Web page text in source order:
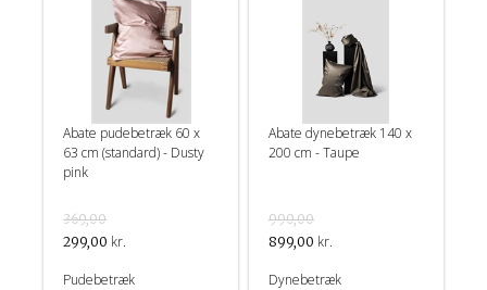
Abate pudebetræk 60 x
63 cm (standard) - Dusty
pink
369,00
299,00 kr.
Pudebetræk
Abate dynebetræk 140 x
200 cm - Taupe
990,00
899,00 kr.
Dynebetræk